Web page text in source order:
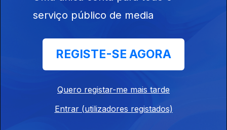
Ep. 11
Aquiles e a
Morte de
serviço público de media
REGISTE-SE AGORA
Quero registar-me mais tarde
Entrar (utilizadores registados)